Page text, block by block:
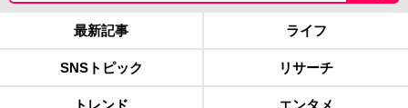
最新記事 ライフ
SNSトピック リサーチ
トレンド エンタメ